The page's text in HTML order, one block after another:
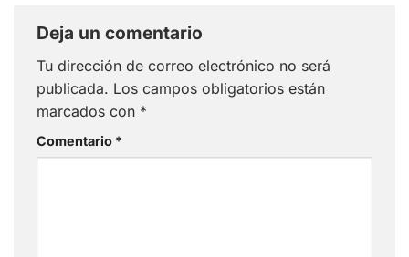
Deja un comentario
Tu dirección de correo electrónico no será
publicada. Los campos obligatorios están
marcados con *
Comentario *